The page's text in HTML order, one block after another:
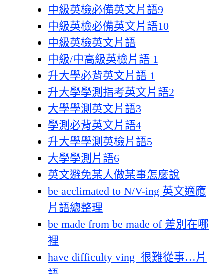
中級英檢必備英文片語9
中級英檢必備英文片語10
中級英檢英文片語
中級/中高級英檢片語 1
升大學必背英文片語 1
升大學學測指考英文片語2
大學學測英文片語3
學測必背英文片語4
升大學學測英檢片語5
大學學測片語6
英文避免某人做某事怎麼說
be acclimated to N/V-ing 英文適應
片語總整理
be made from be made of 差別在哪
裡
have difficulty ving 很難從事…片